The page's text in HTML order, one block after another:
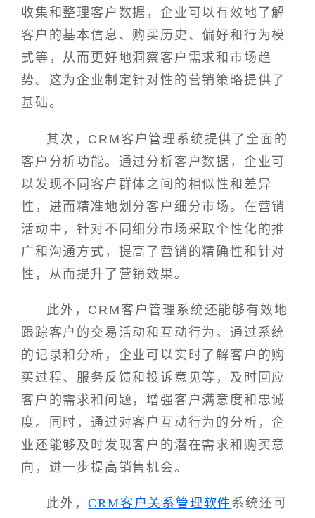
收集和整理客户数据，企业可以有效地了解
客户的基本信息、购买历史、偏好和行为模
式等，从而更好地洞察客户需求和市场趋
势。这为企业制定针对性的营销策略提供了
基础。
其次，CRM客户管理系统提供了全面的
客户分析功能。通过分析客户数据，企业可
以发现不同客户群体之间的相似性和差异
性，进而精准地划分客户细分市场。在营销
活动中，针对不同细分市场采取个性化的推
广和沟通方式，提高了营销的精确性和针对
性，从而提升了营销效果。
此外，CRM客户管理系统还能够有效地
跟踪客户的交易活动和互动行为。通过系统
的记录和分析，企业可以实时了解客户的购
买过程、服务反馈和投诉意见等，及时回应
客户的需求和问题，增强客户满意度和忠诚
度。同时，通过对客户互动行为的分析，企
业还能够及时发现客户的潜在需求和购买意
向，进一步提高销售机会。
此外，CRM客户关系管理软件系统还可